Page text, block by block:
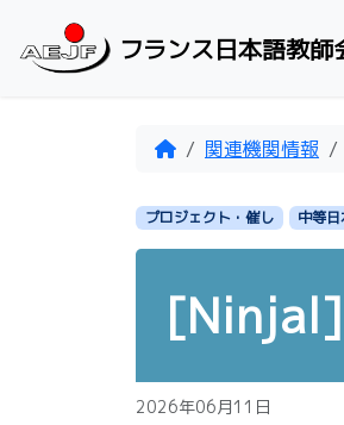
フランス日本語教師
Home関連機関情報
プロジェクト・催し 中等
[Ninjal]
2026年06月11日